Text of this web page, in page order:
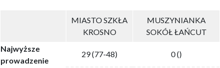
MIASTO SZKŁA
KROSNO
MUSZYNIANKA
SOKÓŁ ŁAŃCUT
Najwyższe
prowadzenie
29 (77-48) 0 ()